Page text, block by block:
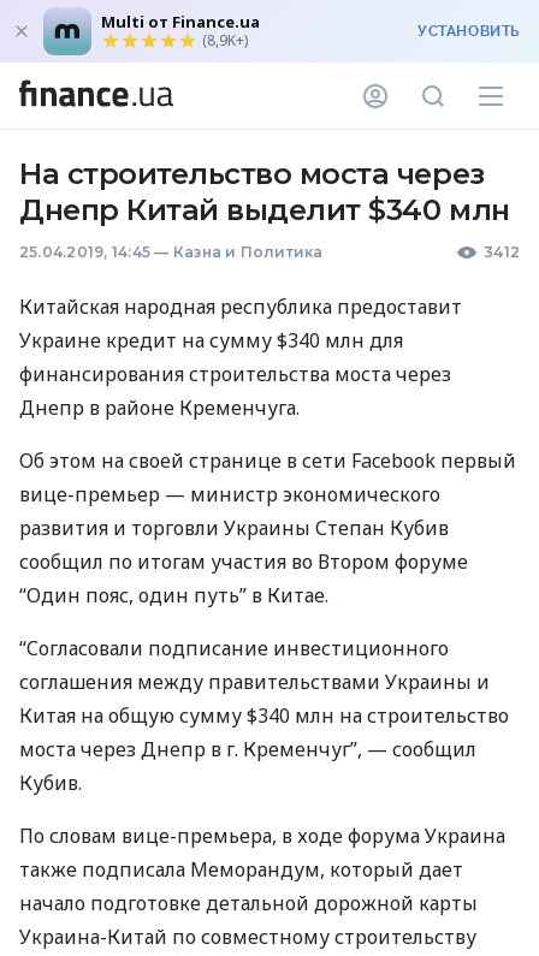
Multi от Finance.ua
(8,9K+) УСТАНОВИТЬ
На строительство моста через
Днепр Китай выделит $340 млн
25.04.2019, 14:45 — Казна и Политика 3412
Китайская народная республика предоставит
Украине кредит на сумму $340 млн для
финансирования строительства моста через
Днепр в районе Кременчуга.
Об этом на своей странице в сети Facebook первый
вице-премьер — министр экономического
развития и торговли Украины Степан Кубив
сообщил по итогам участия во Втором форуме
“Один пояс, один путь” в Китае.
“Согласовали подписание инвестиционного
соглашения между правительствами Украины и
Китая на общую сумму $340 млн на строительство
моста через Днепр в г. Кременчуг”, — сообщил
Кубив.
По словам вице-премьера, в ходе форума Украина
также подписала Меморандум, который дает
начало подготовке детальной дорожной карты
Украина-Китай по совместному строительству